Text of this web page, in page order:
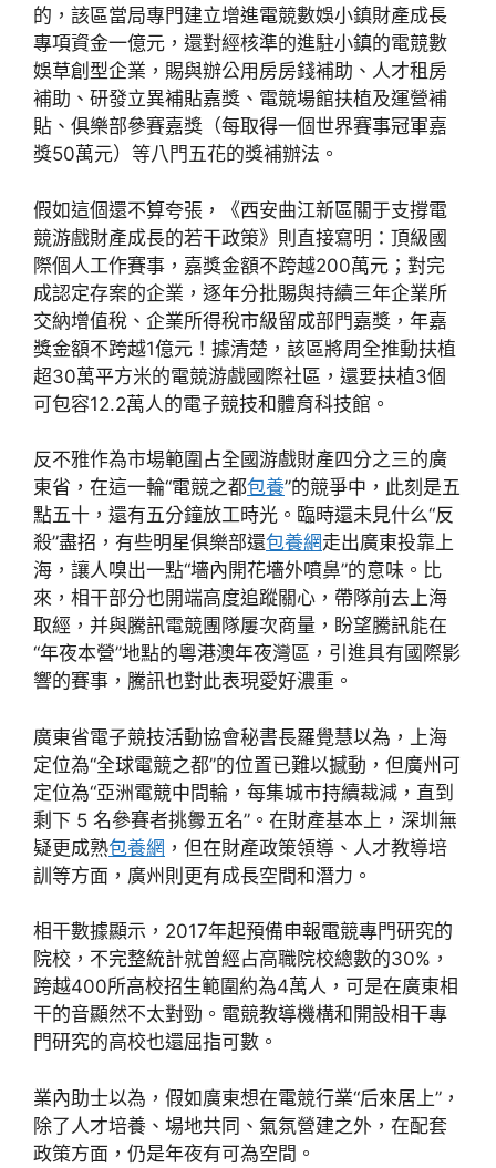
的，該區當局專門建立增進電競數娛小鎮財產成長
專項資金一億元，還對經核準的進駐小鎮的電競數
娛草創型企業，賜與辦公用房房錢補助、人才租房
補助、研發立異補貼嘉獎、電競場館扶植及運營補
貼、俱樂部參賽嘉獎（每取得一個世界賽事冠軍嘉
獎50萬元）等八門五花的獎補辦法。
假如這個還不算夸張，《西安曲江新區關于支撐電
競游戲財產成長的若干政策》則直接寫明：頂級國
際個人工作賽事，嘉獎金額不跨越200萬元；對完
成認定存案的企業，逐年分批賜與持續三年企業所
交納增值稅、企業所得稅市級留成部門嘉獎，年嘉
獎金額不跨越1億元！據清楚，該區將周全推動扶植
超30萬平方米的電競游戲國際社區，還要扶植3個
可包容12.2萬人的電子競技和體育科技館。
反不雅作為市場範圍占全國游戲財產四分之三的廣
東省，在這一輪“電競之都包養”的競爭中，此刻是五
點五十，還有五分鐘放工時光。臨時還未見什么“反
殺”盡招，有些明星俱樂部還包養網走出廣東投靠上
海，讓人嗅出一點“墻內開花墻外噴鼻”的意味。比
來，相干部分也開端高度追蹤關心，帶隊前去上海
取經，并與騰訊電競團隊屢次商量，盼望騰訊能在
“年夜本營”地點的粵港澳年夜灣區，引進具有國際影
響的賽事，騰訊也對此表現愛好濃重。
廣東省電子競技活動協會秘書長羅覺慧以為，上海
定位為“全球電競之都”的位置已難以撼動，但廣州可
定位為“亞洲電競中間輪，每集城市持續裁減，直到
剩下 5 名參賽者挑釁五名”。在財產基本上，深圳無
疑更成熟包養網 ，但在財產政策領導、人才教導培
訓等方面，廣州則更有成長空間和潛力。
相干數據顯示，2017年起預備申報電競專門研究的
院校，不完整統計就曾經占高職院校總數的30%，
跨越400所高校招生範圍約為4萬人，可是在廣東相
干的音顯然不太對勁。電競教導機構和開設相干專
門研究的高校也還屈指可數。
業內助士以為，假如廣東想在電競行業“后來居上”，
除了人才培養、場地共同、氣氛營建之外，在配套
政策方面，仍是年夜有可為空間。